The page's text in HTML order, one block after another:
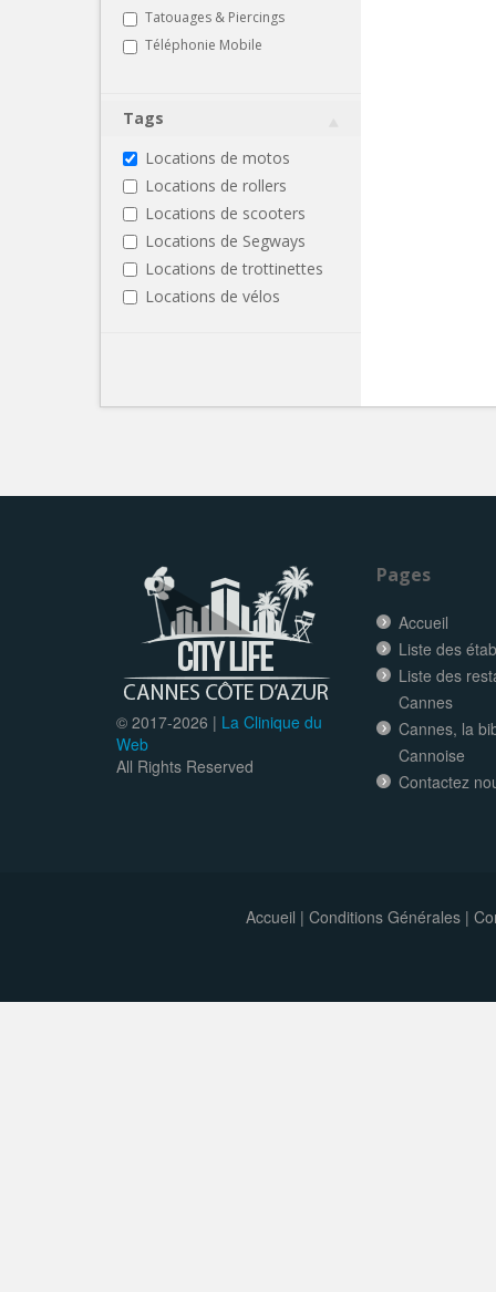
Tatouages & Piercings
Téléphonie Mobile
Tags
Locations de motos
Locations de rollers
Locations de scooters
Locations de Segways
Locations de trottinettes
Locations de vélos
© 2017-2026 | La Clinique du
Web
All Rights Reserved
Pages
Accueil
Liste des
Liste des
Cannes
Cannes, la
Cannoise
Contactez
Accueil | Conditions Générales|